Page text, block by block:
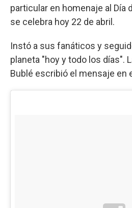
particular en homenaje al Día
se celebra hoy 22 de abril.
Instó a sus fanáticos y
planeta "hoy y todo los días".
Bublé escribió el mensaje en